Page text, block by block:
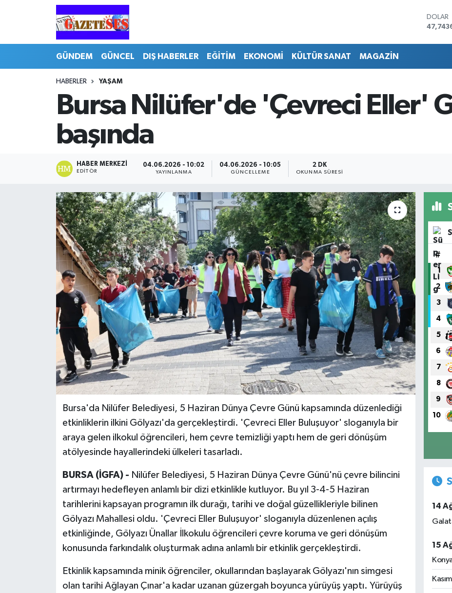
DOLAR
13.779
BITCOIN
GÜNDEM GÜNCEL DIŞ HABERLER EĞİTİM EKONOMİ KÜLTÜR SANAT MAGAZİN
HABERLER YAŞAM
Bursa Nilüfer'de 'Çevreci Eller'
başında
HABER MERKEZI
EDITÖR
04.06.2026 - 10:02
YAYINLANMA
04.06.2026 - 10:05
GÜNCELLEME
2 DK
OKUNMA SÜRESI
Bursa'da Nilüfer Belediyesi, 5 Haziran Dünya Çevre Günü kapsamında düzenlediği
etkinliklerin ilkini Gölyazı'da gerçekleştirdi. 'Çevreci Eller Buluşuyor' sloganıyla bir
araya gelen ilkokul öğrencileri, hem çevre temizliği yaptı hem de geri dönüşüm
atölyesinde hayallerindeki ülkeleri tasarladı.
BURSA (İGFA) - Nilüfer Belediyesi, 5 Haziran Dünya Çevre Günü'nü çevre bilincini
artırmayı hedefleyen anlamlı bir dizi etkinlikle kutluyor. Bu yıl 3-4-5 Haziran
tarihlerini kapsayan programın ilk durağı, tarihi ve doğal güzellikleriyle bilinen
Gölyazı Mahallesi oldu. 'Çevreci Eller Buluşuyor' sloganıyla düzenlenen açılış
etkinliğinde, Gölyazı Ünallar İlkokulu öğrencileri çevre koruma ve geri dönüşüm
konusunda farkındalık oluşturmak adına anlamlı bir etkinlik gerçekleştirdi.
Etkinlik kapsamında minik öğrenciler, okullarından başlayarak Gölyazı'nın simgesi
olan tarihi Ağlayan Çınar'a kadar uzanan güzergah boyunca yürüyüş yaptı. Yürüyüş
#
1
2
3
4
5
6
7
8
9
10
14
15